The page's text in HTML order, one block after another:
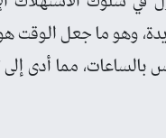
وهو ما جعل الوقت
مما أدى إلى